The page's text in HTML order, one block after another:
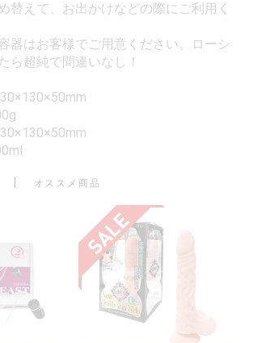
替えて、お出かけなどの際にご利用く
器はお客様でご用意ください。ローシ
ら超純で間違いなし！
オススメ商品